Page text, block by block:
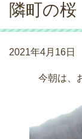
隣町の桜
2021年4月16日
今朝は、